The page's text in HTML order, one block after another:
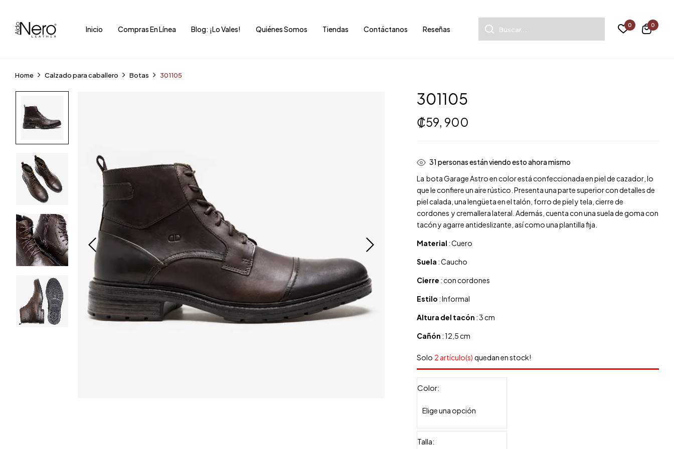
Inicio Compras En Línea Blog: ¡Lo Vales! Quiénes Somos Tiendas Contáctanos Reseñas 0 0
Home Calzado para caballero Botas 301105
301105
₡59, 900
36personas están viendo esto ahora mismo
La bota Garage Astro en colorestá confeccionadaen piel de cazador , lo
que le confiere un aire rústico. Presenta una parte superior con detalles de
piel calada, una lengüeta en el talón, forro de piel y tela,cierre de
cordones y cremallera lateral. Además, cuenta con una suela de goma con
tacón y agarre antideslizante, así como una plantilla fija.
Material : Cuero
Suela : Caucho
Cierre : con cordones
Estilo : Informal
Altura del tacón : 3 cm
Cañón : 12,5 cm
Solo 2 artículo(s) quedan en stock!
Color
Talla